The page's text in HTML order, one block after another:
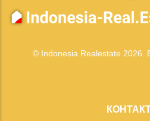
© Indonesia Realestate 2026.